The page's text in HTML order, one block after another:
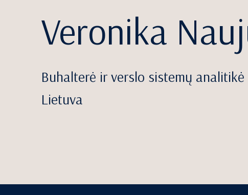
Veronika
Buhalterė ir verslo sistemų analitikė
Lietuva